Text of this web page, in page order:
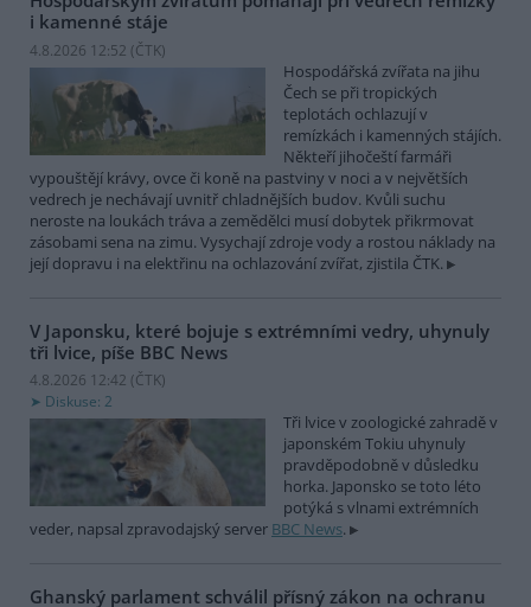
i kamenné stáje
4.8.2026 12:52 (ČTK)
Hospodářská zvířata na jihu
Čech se při tropických
teplotách ochlazují v
remízkách i kamenných stájích.
Někteří jihočeští farmáři
vypouštějí krávy, ovce či koně na pastviny v noci a v největších
vedrech je nechávají uvnitř chladnějších budov. Kvůli suchu
neroste na loukách tráva a zemědělci musí dobytek přikrmovat
zásobami sena na zimu. Vysychají zdroje vody a rostou náklady na
její dopravu i na elektřinu na ochlazování zvířat, zjistila ČTK.
V Japonsku, které bojuje s extrémními vedry, uhynuly
tři lvice, píše BBC News
4.8.2026 12:42 (ČTK)
Diskuse: 2
Tři lvice v zoologické zahradě v
japonském Tokiu uhynuly
pravděpodobně v důsledku
horka. Japonsko se toto léto
potýká s vlnami extrémních
veder, napsal zpravodajský server BBC News.
Ghanský parlament schválil přísný zákon na ochranu